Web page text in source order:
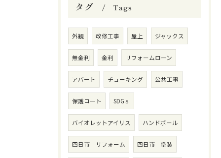
タグ Tags
外観 改修工事 屋上 ジャックス
無金利 金利 リフォームローン
アパート チョーキング 公共工事
保護コート SDGｓ
バイオレットアイリス ハンドボール
四日市 リフォーム 四日市 塗装